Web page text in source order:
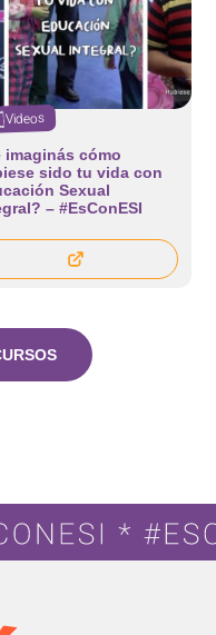
Videos
imaginás cómo
sido tu vida con
Sexual
– #EsConESI